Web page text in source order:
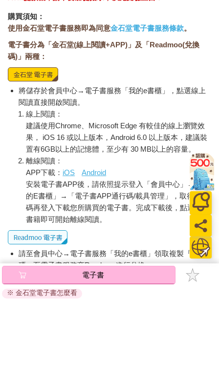
購買須知：
使用金石堂電子書服務即為同意金石堂電子書服務條款。
電子書分為「金石堂(線上閱讀+APP)」及「Readmoo(兌換
碼)」兩種：
將儲存於會員中心→電子書服務「我的e書櫃」，點選線上
閱讀直接開啟閱讀。
線上閱讀：
建議使用Chrome、Microsoft Edge 有較佳的線上瀏覽效
果， iOS 16 或以上版本，Android 6.0 以上版本，建議裝
置有6GB以上的記憶體，至少有 30 MB以上的容量。
離線閱讀：
APP下載： iOS
Android
安裝電子書APP後，請依照提示登入「會員中心」→「我
的E書櫃」→「電子書APP通行碼/載具管理」，取得通行
碼再登入下載您所購買的電子書。完成下載後，點選任一
書籍即可開始離線閱讀。
請至會員中心→電子書服務「我的e書櫃」領取複製『兌換
碼』至電子書服務商Readmoo進行兌換。
退換貨須知：
因版權保護，您在金石堂所購買的電子書僅能以金石堂專屬
電子書
※ 金石堂電子書怎麼看